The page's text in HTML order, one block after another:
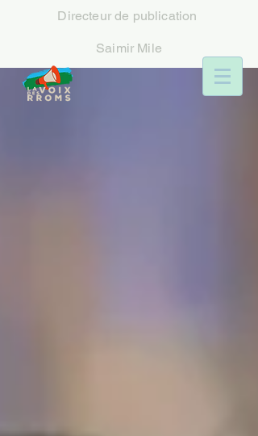
Directeurde publication
Saimir Mile